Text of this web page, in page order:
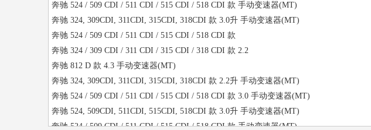
奔驰 324,309CDI,311CDI,313CDI,315CDI,318CDI 款 3.0升 手动变速器(MT)
奔驰 324,309CDI,311CDI,313CDI,315CDI,318CDI 款 2.2升 手动变速器(MT)
奔驰 324, 309CDI, 311CDI, 315CDI, 318CDI 款 3.0升 手动变速器(MT)
奔驰 324, 309CDI, 311CDI, 315CDI, 318CDI 款 2.2升 手动变速器(MT)
奔驰 524 / 509 CDI / 511 CDI / 515 CDI / 518 CDI 款 3.0 手动变速器(MT)
奔驰 324, 309CDI, 311CDI, 315CDI, 318CDI 款 1.8升 手动变速器(MT)
奔驰 524 / 509 CDI / 511 CDI / 515 CDI / 518 CDI 款 手动变速器(MT)
奔驰 324, 309CDI, 311CDI, 315CDI, 318CDI 款 2.2升
奔驰 324,309CDI,311CDI,313CDI,315CDI,318CDI 款 1.8升 手动变速器(MT)
奔驰 524 / 509 CDI / 511 CDI / 515 CDI / 518 CDI 款 手动变速器(MT)
奔驰 324, 309CDI, 311CDI, 315CDI, 318CDI 款 3.0升 手动变速器(MT)
奔驰 524 / 509 CDI / 511 CDI / 515 CDI / 518 CDI 款
奔驰 324 / 309 CDI / 311 CDI / 315 CDI / 318 CDI 款 2.2
奔驰 812 D 款 4.3 手动变速器(MT)
奔驰 324, 309CDI, 311CDI, 315CDI, 318CDI 款 2.2升 手动变速器(MT)
奔驰 524 / 509 CDI / 511 CDI / 515 CDI / 518 CDI 款 3.0 手动变速器(MT)
奔驰 524, 509CDI, 511CDI, 515CDI, 518CDI 款 3.0升 手动变速器(MT)
奔驰 524 / 509 CDI / 511 CDI / 515 CDI / 518 CDI 款 手动变速器(MT)